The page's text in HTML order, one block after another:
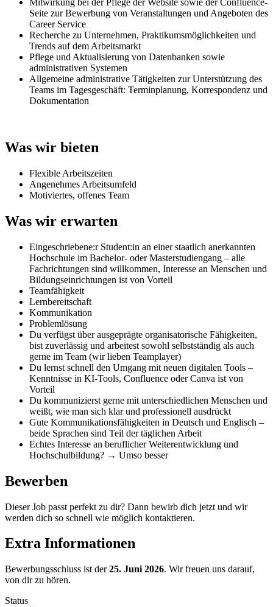
Mitwirkung bei der Pflege der Website sowie der Confluence-
Seite zur Bewerbung von Veranstaltungen und Angeboten des
Career Service
Recherche zu Unternehmen, Praktikumsmöglichkeiten und
Trends auf dem Arbeitsmarkt
Pflege und Aktualisierung von Datenbanken sowie
administrativen Systemen
Allgemeine administrative Tätigkeiten zur Unterstützung des
Teams im Tagesgeschäft: Terminplanung, Korrespondenz und
Dokumentation
Was wir bieten
Flexible Arbeitszeiten
Angenehmes Arbeitsumfeld
Motiviertes, offenes Team
Was wir erwarten
Eingeschriebene:r Student:in an einer staatlich anerkannten
Hochschule im Bachelor- oder Masterstudiengang – alle
Fachrichtungen sind willkommen, Interesse an Menschen und
Bildungseinrichtungen ist von Vorteil
Teamfähigkeit
Lernbereitschaft
Kommunikation
Problemlösung
Du verfügst über ausgeprägte organisatorische Fähigkeiten,
bist zuverlässig und arbeitest sowohl selbstständig als auch
gerne im Team (wir lieben Teamplayer)
Du lernst schnell den Umgang mit neuen digitalen Tools –
Kenntnisse in KI-Tools, Confluence oder Canva ist von
Vorteil
Du kommunizierst gerne mit unterschiedlichen Menschen und
weißt, wie man sich klar und professionell ausdrückt
Gute Kommunikationsfähigkeiten in Deutsch und Englisch –
beide Sprachen sind Teil der täglichen Arbeit
Echtes Interesse an beruflicher Weiterentwicklung und
Hochschulbildung? → Umso besser
Bewerben
Dieser Job passt perfekt zu dir? Dann bewirb dich jetzt und wir
werden dich so schnell wie möglich kontaktieren.
Extra Informationen
Bewerbungsschluss ist der25. Juni 2026. Wir freuen uns darauf,
von dir zu hören.
Status